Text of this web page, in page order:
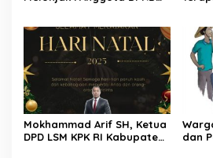
Selaraskan UU HKPD
Mokhammad Arif SH, Ketua
DPD LSM KPK RI Kabupaten
dan